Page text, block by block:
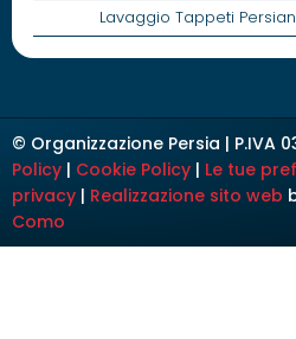
Lavaggio Tappeti
© Organizzazione Persia | P.IVA
Policy | Cookie Policy | Le tue
privacy | Realizzazione sito web
Como